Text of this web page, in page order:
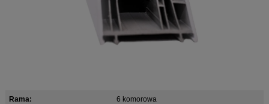
Rama: 6 komorowa